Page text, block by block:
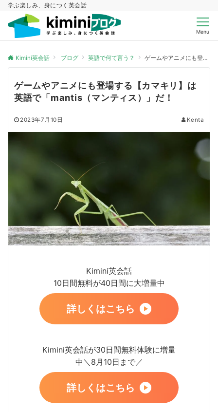
学ぶ楽しみ、身につく英会話
Menu
Kimini英会話 ブログ 英語で何て言う？ ゲームやアニメにも登場する【カマキリ】は英語で「mantis（マンティス）」だ！
ゲームやアニメにも登場する【カマキリ】は
英語で「mantis（マンティス）」だ！
2023年7月10日 Kenta
Kimini英会話
10日間無料が40日間に大増量中
詳しくはこちら
Kimini英会話が30日間無料体験に増量
中＼8月10日まで／
詳しくはこちら